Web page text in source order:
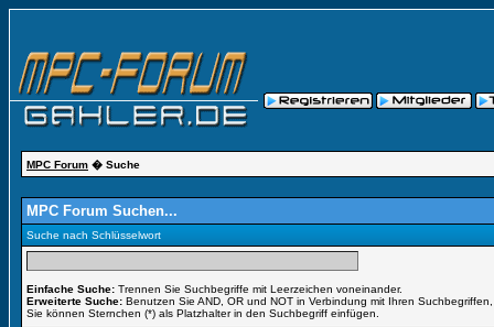
MPC Forum � Suche
MPC Forum Suchen...
Suche nach Schlüsselwort
Einfache Suche: Trennen Sie Suchbegriffe mit Leerzeichen voneinander.
Erweiterte Suche: Benutzen Sie AND, OR und NOT in Verbindung mit Ihren
Sie können Sternchen (*) als Platzhalter in den Suchbegriff einfügen.